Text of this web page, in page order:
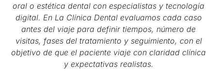
oral o estética dental con especialistas y tecnología
digital. En La Clínica Dental evaluamos cada caso
antes del viaje para definir tiempos, número de
visitas, fases del tratamiento y seguimiento, con el
objetivo de que el paciente viaje con claridad clínica
y expectativas realistas.